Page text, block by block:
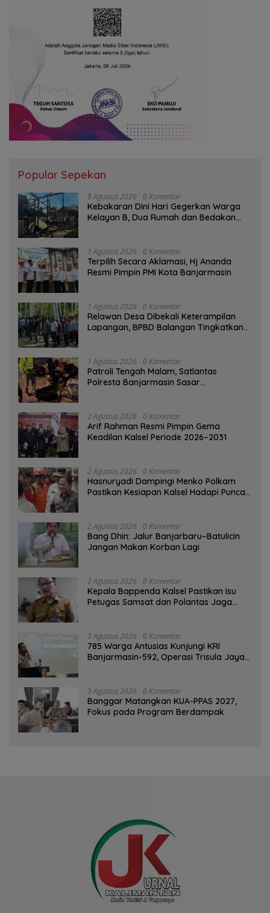
Popular Sepekan
8 Agustus 2026 0 Komentar
Kebakaran Dini Hari Gegerkan Warga
Kelayan B, Dua Rumah dan Bedakan
1 Agustus 2026 0 Komentar
‎Terpilih Secara Aklamasi, Hj Ananda
Resmi Pimpin PMI Kota Banjarmasin
1 Agustus 2026 0 Komentar
Relawan Desa Dibekali Keterampilan
Lapangan, BPBD Balangan Tingkatkan
1 Agustus 2026 0 Komentar
Patroli Tengah Malam, Satlantas
Polresta Banjarmasin Sasar
2 Agustus 2026 0 Komentar
Arif Rahman Resmi Pimpin Gema
Keadilan Kalsel Periode 2026–2031
2 Agustus 2026 0 Komentar
Hasnuryadi Dampingi Menko Polkam
Pastikan Kesiapan Kalsel Hadapi Puncak
2 Agustus 2026 0 Komentar
Bang Dhin: Jalur Banjarbaru–Batulicin
Jangan Makan Korban Lagi
2 Agustus 2026 0 Komentar
Kepala Bappenda Kalsel Pastikan Isu
Petugas Samsat dan Polantas Jaga
3 Agustus 2026 0 Komentar
785 Warga Antusias Kunjungi KRI
Banjarmasin-592, Operasi Trisula Jaya
3 Agustus 2026 0 Komentar
‎Banggar Matangkan KUA-PPAS 2027,
Fokus pada Program Berdampak